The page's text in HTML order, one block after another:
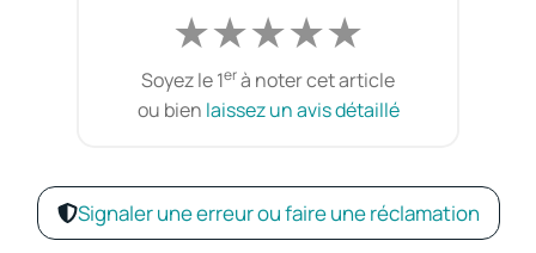
★★★★★
Soyez le 1erà noter cet article
ou bien laissez un avis détaillé
Signaler une erreur ou faire une réclamation